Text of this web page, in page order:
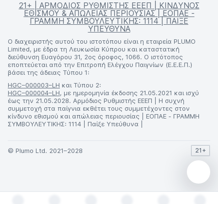
21+ | ΑΡΜΟΔΙΟΣ ΡΥΘΜΙΣΤΗΣ ΕΕΕΠ | ΚΙΝΔΥΝΟΣ
ΕΘΙΣΜΟΥ & ΑΠΩΛΕΙΑΣ ΠΕΡΙΟΥΣΙΑΣ | ΕΟΠΑΕ -
ΓΡΑΜΜΗ ΣΥΜΒΟΥΛΕΥΤΙΚΗΣ: 1114 | ΠΑΙΞΕ
ΥΠΕΥΘΥΝΑ
Ο διαχειριστής αυτού του ιστοτόπου είναι η εταιρεία PLUMO
Limited, με έδρα τη Λευκωσία Κύπρου και καταστατική
διεύθυνση Ευαγόρου 31, 2ος όροφος, 1066. Ο ιστότοπος
εποπτεύεται από την Επιτροπή Ελέγχου Παιγνίων (Ε.Ε.Ε.Π.)
βάσει της άδειας Τύπου 1:
HGC–000003–LH και Τύπου 2:
HGC–000004–LH, με ημερομηνία έκδοσης 21.05.2021 και ισχύ
έως την 21.05.2028. Αρμόδιος Ρυθμιστής ΕΕΕΠ | Η συχνή
συμμετοχή στα παίγνια εκθέτει τους συμμετέχοντες στον
κίνδυνο εθισμού και απώλειας περιουσίας | ΕΟΠΑΕ - ΓΡΑΜΜΗ
ΣΥΜΒΟΥΛΕΥΤΙΚΗΣ: 1114 | Παίξε Υπεύθυνα |
© Plumo Ltd. 2021–2028 21+